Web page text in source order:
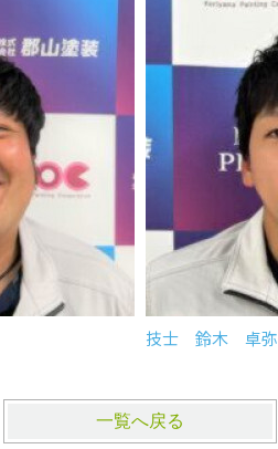
技士 鈴木 卓弥
一覧へ戻る